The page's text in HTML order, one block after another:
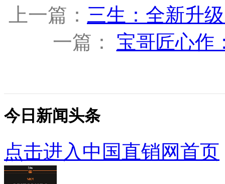
上一篇： 三生：全新升
一篇： 宝哥匠心作
今日新闻头条
点击进入中国直销网首页